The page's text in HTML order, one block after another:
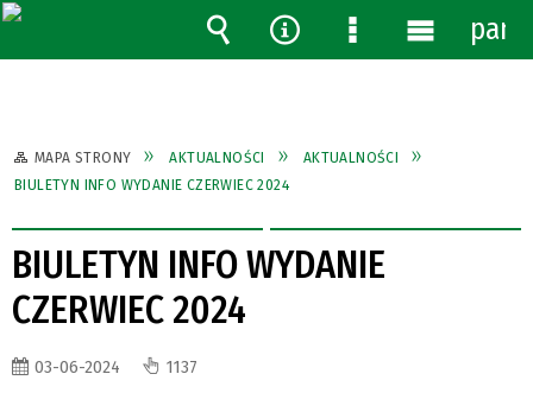
MAPA STRONY AKTUALNOŚCI
AKTUALNOŚCI
BIULETYN INFO WYDANIE CZERWIEC 2024
BIULETYN INFO WYDANIE
CZERWIEC 2024
03-06-2024 1137
Wyszukiwarka
Narzędzia
MenuMenu